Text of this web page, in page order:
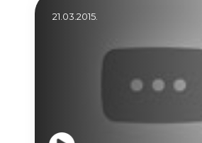
21.03.2015.